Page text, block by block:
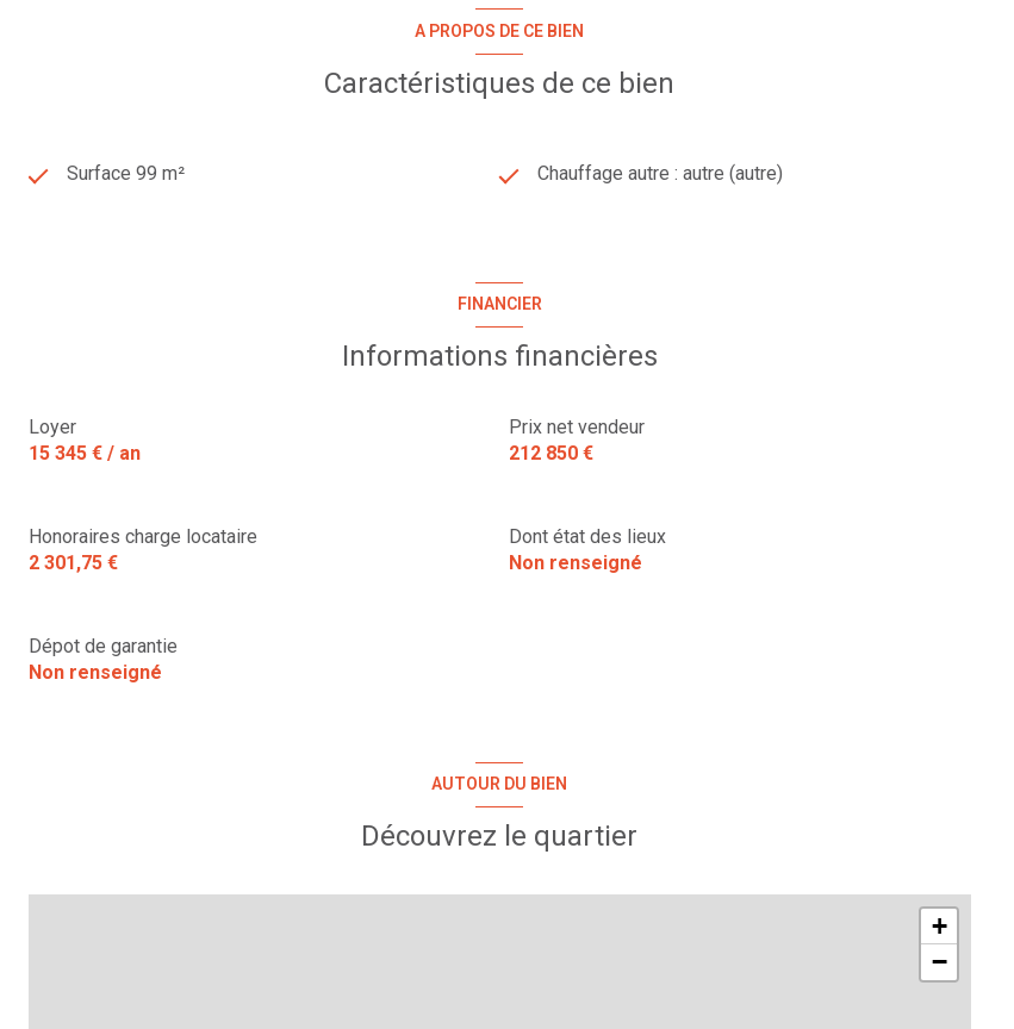
A PROPOS DE CE BIEN
Caractéristiques de ce bien
Surface 99 m² Chauffage autre : autre (autre)
FINANCIER
Informations financières
Loyer
15 345 € / an
Prix net vendeur
212 850 €
Honoraires charge locataire
2 301,75 €
Dont état des lieux
Non renseigné
Dépot de garantie
Non renseigné
AUTOUR DU BIEN
Découvrez le quartier
+
−